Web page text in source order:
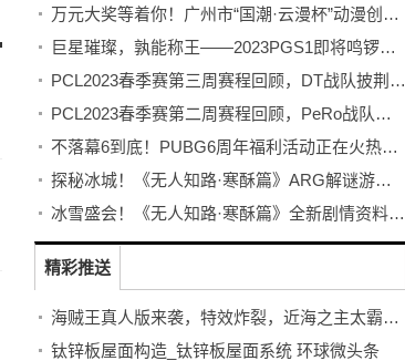
万元大奖等着你！广州市“国潮·云漫杯”动漫创作大赛开赛！
巨星璀璨，孰能称王——2023PGS1即将鸣锣开赛！
PCL2023春季赛第三周赛程回顾，DT战队披荆斩棘登顶周冠
PCL2023春季赛第二周赛程回顾，PeRo战队绝地反击夺桂冠
不落幕6到底！PUBG6周年福利活动正在火热开启！
探秘冰城！《无人知路·寒酥篇》ARG解谜游戏！打破次元的更多可能！
冰雪盛会！《无人知路·寒酥篇》全新剧情资料片发布！ARG解谜游戏
精彩推送
海贼王真人版来袭，特效炸裂，近海之主太霸气，红发被咬断手臂 即时看
钛锌板屋面构造_钛锌板屋面系统 环球微头条